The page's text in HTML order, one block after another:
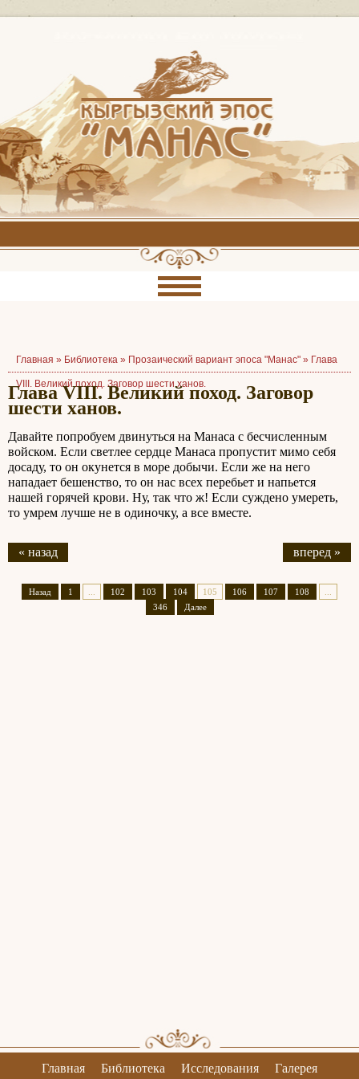
Главная » Библиотека » Прозаический вариант эпоса "Манас" » Глава
VIII. Великий поход. Заговор шести ханов.
Глава VIII. Великий поход. Заговор
шести ханов.
Давайте попробуем двинуться на Манаса с бесчисленным
войском. Если светлее сердце Манаса пропустит мимо себя
досаду, то он окунется в море добычи. Если же на него
нападает бешенство, то он нас всех перебьет и напьется
нашей горячей крови. Ну, так что ж! Если суждено умереть,
то умрем лучше не в одиночку, а все вместе.
« назад вперед »
Назад 1 102 103 104 105 106 107 108
346
Далее
Главная Библиотека Исследования Галерея